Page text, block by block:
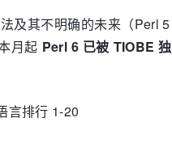
及其不明确的未来（Perl
月起 Perl 6 已被 TIOBE
言排行 1-20